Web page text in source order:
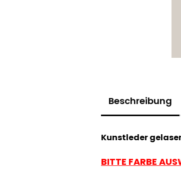
Beschreibung
Kunstleder
BITTE FARBE